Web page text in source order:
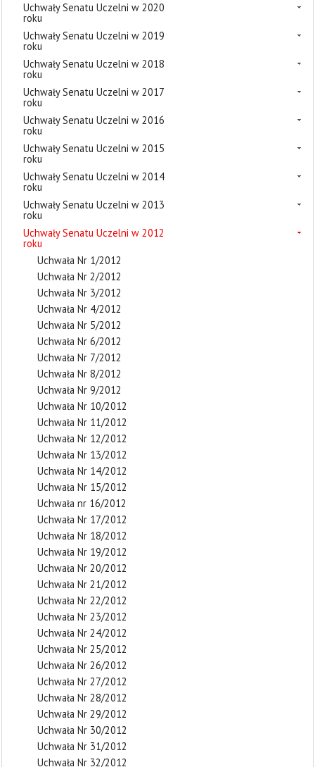
Uchwały Senatu Uczelni w 2020
roku
Uchwały Senatu Uczelni w 2019
roku
Uchwały Senatu Uczelni w 2018
roku
Uchwały Senatu Uczelni w 2017
roku
Uchwały Senatu Uczelni w 2016
roku
Uchwały Senatu Uczelni w 2015
roku
Uchwały Senatu Uczelni w 2014
roku
Uchwały Senatu Uczelni w 2013
roku
Uchwały Senatu Uczelni w 2012
roku
Uchwała Nr 1/2012
Uchwała Nr 2/2012
Uchwała Nr 3/2012
Uchwała Nr 4/2012
Uchwała Nr 5/2012
Uchwała Nr 6/2012
Uchwała Nr 7/2012
Uchwała Nr 8/2012
Uchwała Nr 9/2012
Uchwała Nr 10/2012
Uchwała Nr 11/2012
Uchwała Nr 12/2012
Uchwała Nr 13/2012
Uchwała Nr 14/2012
Uchwała Nr 15/2012
Uchwała nr 16/2012
Uchwała Nr 17/2012
Uchwała Nr 18/2012
Uchwała Nr 19/2012
Uchwała Nr 20/2012
Uchwała Nr 21/2012
Uchwała Nr 22/2012
Uchwała Nr 23/2012
Uchwała Nr 24/2012
Uchwała Nr 25/2012
Uchwała Nr 26/2012
Uchwała Nr 27/2012
Uchwała Nr 28/2012
Uchwała Nr 29/2012
Uchwała Nr 30/2012
Uchwała Nr 31/2012
Uchwała Nr 32/2012